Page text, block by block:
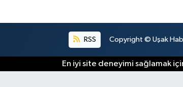
RSS Copyright © Uşak
En iyi site deneyimi sağlamak